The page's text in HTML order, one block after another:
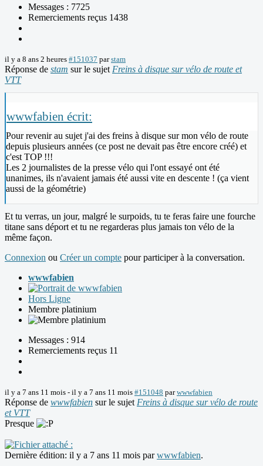
Messages : 7725
Remerciements reçus 1438
il y a 8 ans 2 heures #151037 parstam
Réponse de stam sur le sujet Freins à disque sur vélo de route et
VTT
wwwfabien écrit:
Pour revenir au sujet j'ai des freins à disque sur mon vélo de route
depuis plusieurs années (ce post ne devait pas être encore créé) et
c'est TOP !!!
Les 2 journalistes de la presse vélo qui l'ont essayé ont été
unanimes, ils n'avaient jamais été aussi vite en descente ! (ça vient
aussi de la géométrie)
Et tu verras, un jour, malgré le surpoids, tu te feras faire une fourche
titane sans déport et tu ne regarderas plus jamais ton vélo de la
même façon.
Connexion ou Créer un compte pour participer à la conversation.
wwwfabien
Hors Ligne
Membre platinium
Messages : 914
Remerciements reçus 11
il y a 7 ans 11 mois - il y a 7 ans 11 mois #151048 parwwwfabien
Réponse de wwwfabien sur le sujet Freins à disque sur vélo de route
et VTT
Presque
Dernière édition: il y a 7 ans 11 mois parwwwfabien.